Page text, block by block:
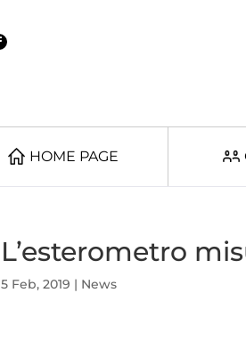
HOME PAGE
L’esterometro
5 Feb, 2019 | News